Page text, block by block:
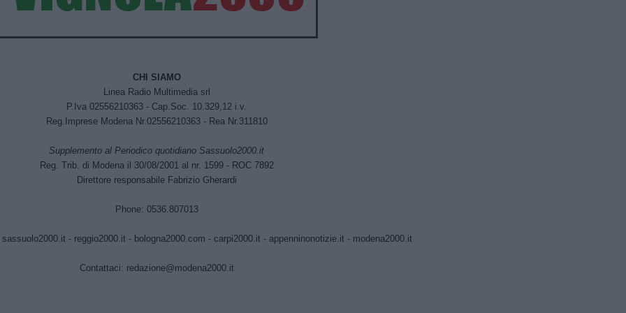
CHI SIAMO
Linea Radio Multimedia srl
P.Iva 02556210363 - Cap.Soc. 10.329,12 i.v.
Reg.Imprese Modena Nr.02556210363 - Rea Nr.311810
Supplemento al Periodico quotidiano Sassuolo2000.it
Reg. Trib. di Modena il 30/08/2001 al nr. 1599 - ROC 7892
Direttore responsabile Fabrizio Gherardi
Phone: 0536.807013
sassuolo2000.it- reggio2000.it - bologna2000.com - carpi2000.it- appenninonotizie.it- modena2000.it
Contattaci: redazione@modena2000.it